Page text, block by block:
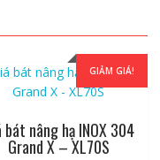
GIẢM GIÁ!
bát nâng hạ INOX 304
Grand X – XL70S